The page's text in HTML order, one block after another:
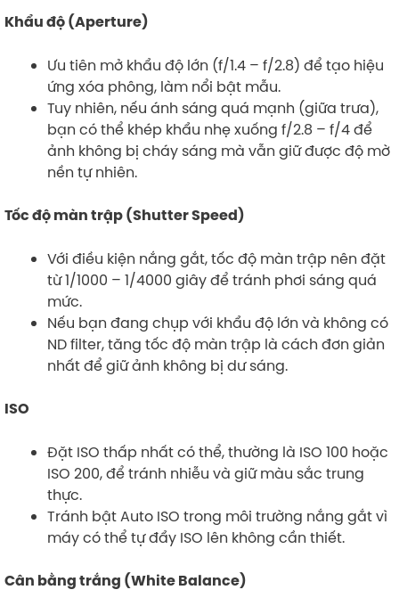
Khẩu độ (Aperture)
Ưu tiên mở khẩu độ lớn (f/1.4 – f/2.8) để tạo hiệu
ứng xóa phông, làm nổi bật mẫu.
Tuy nhiên, nếu ánh sáng quá mạnh (giữa trưa),
bạn có thể khép khẩu nhẹ xuống f/2.8 – f/4 để
ảnh không bị cháy sáng mà vẫn giữ được độ mờ
nền tự nhiên.
Tốc độ màn trập (Shutter Speed)
Với điều kiện nắng gắt, tốc độ màn trập nên đặt
từ 1/1000 – 1/4000 giây để tránh phơi sáng quá
mức.
Nếu bạn đang chụp với khẩu độ lớn và không có
ND filter, tăng tốc độ màn trập là cách đơn giản
nhất để giữ ảnh không bị dư sáng.
ISO
Đặt ISO thấp nhất có thể, thường là ISO 100 hoặc
ISO 200, để tránh nhiễu và giữ màu sắc trung
thực.
Tránh bật Auto ISO trong môi trường nắng gắt vì
máy có thể tự đẩy ISO lên không cần thiết.
Cân bằng trắng (White Balance)